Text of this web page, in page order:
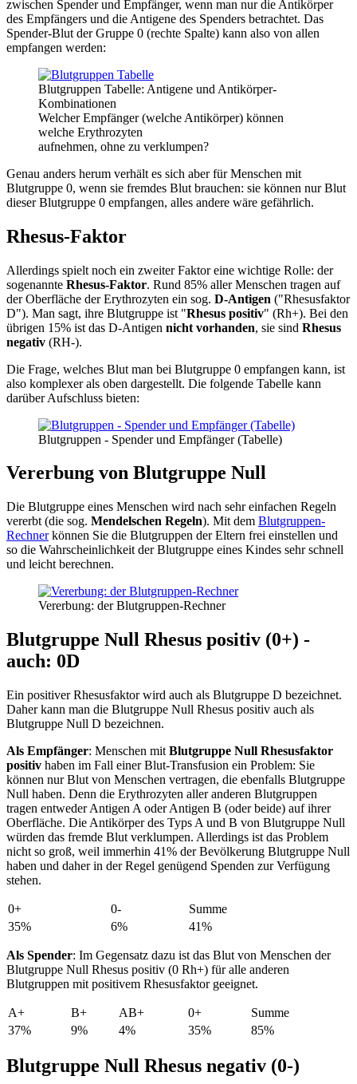
zwischen Spender und Empfänger, wenn man nur die Antikörper
des Empfängers und die Antigene des Spenders betrachtet. Das
Spender-Blut der Gruppe 0 (rechte Spalte) kann also von allen
empfangen werden:
Blutgruppen Tabelle: Antigene und Antikörper-
Kombinationen
Welcher Empfänger (welche Antikörper) können
welche Erythrozyten
aufnehmen, ohne zu verklumpen?
Genau anders herum verhält es sich aber für Menschen mit
Blutgruppe 0, wenn sie fremdes Blut brauchen: sie können nur Blut
dieser Blutgruppe 0 empfangen, alles andere wäre gefährlich.
Rhesus-Faktor
Allerdings spielt noch ein zweiter Faktor eine wichtige Rolle: der
sogenannte Rhesus-Faktor. Rund 85% aller Menschen tragen auf
der Oberfläche der Erythrozyten ein sog. D-Antigen ("Rhesusfaktor
D"). Man sagt, ihre Blutgruppe ist "Rhesus positiv" (Rh+). Bei den
übrigen 15% ist das D-Antigen nicht vorhanden, sie sind Rhesus
negativ (RH-).
Die Frage, welches Blut man bei Blutgruppe 0 empfangen kann, ist
also komplexer als oben dargestellt. Die folgende Tabelle kann
darüber Aufschluss bieten:
Blutgruppen - Spender und Empfänger (Tabelle)
Vererbung von Blutgruppe Null
Die Blutgruppe eines Menschen wird nach sehr einfachen Regeln
vererbt (die sog. Mendelschen Regeln). Mit dem Blutgruppen-
Rechnerkönnen Sie die Blutgruppen der Eltern frei einstellen und
so die Wahrscheinlichkeit der Blutgruppe eines Kindes sehr schnell
und leicht berechnen.
Vererbung: der Blutgruppen-Rechner
Blutgruppe Null Rhesus positiv (0+) -
auch: 0D
Ein positiver Rhesusfaktor wird auch als Blutgruppe D bezeichnet.
Daher kann man die Blutgruppe Null Rhesus positiv auch als
Blutgruppe Null D bezeichnen.
Als Empfänger: Menschen mit Blutgruppe Null Rhesusfaktor
positiv haben im Fall einer Blut-Transfusion ein Problem: Sie
können nur Blut von Menschen vertragen, die ebenfalls Blutgruppe
Null haben. Denn die Erythrozyten aller anderen Blutgruppen
tragen entweder Antigen A oder Antigen B (oder beide) auf ihrer
Oberfläche. Die Antikörper des Typs A und B von Blutgruppe Null
würden das fremde Blut verklumpen. Allerdings ist das Problem
nicht so groß, weil immerhin 41% der Bevölkerung Blutgruppe Null
haben und daher in der Regel genügend Spenden zur Verfügung
stehen.
0+ 0-
Summe
35%
6% 41%
Als Spender: Im Gegensatz dazu ist das Blut von Menschen der
Blutgruppe Null Rhesus positiv (0 Rh+) für alle anderen
Blutgruppen mit positivem Rhesusfaktor geeignet.
A+ B+ AB+ 0+
Summe
37%
9% 4% 35% 85%
Blutgruppe Null Rhesus negativ (0-)